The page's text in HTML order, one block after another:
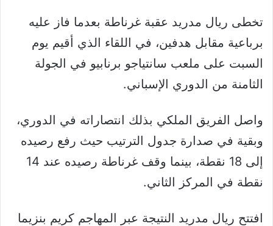
تخطى ريال مدريد عقبة غرناطة بعدما فاز عليه
برباعية مقابل هدفين، في اللقاء الذي أقيم يوم
السبت على ملعب سانتياجو برنابيو في الجولة
الثامنة من الدوري الإسباني.
واصل الفريق الملكي بذلك انتصاراته في الدوري،
وبقية في صدارة جدول الترتيب حيث رفع رصيده
إلى 18 نقطة، بينما وقف غرناطة رصيده عند 14
نقطة في المركز الثاني.
افتتح ريال مدريد النتيجة عبر المهاجم كريم بنزيما